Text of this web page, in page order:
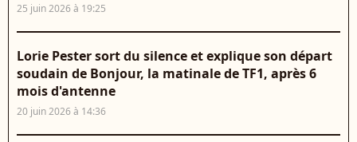
25 juin 2026 à 19:25
Lorie Pester sort du silence et explique son départ
soudain de Bonjour, la matinale de TF1, après 6
mois d'antenne
20 juin 2026 à 14:36